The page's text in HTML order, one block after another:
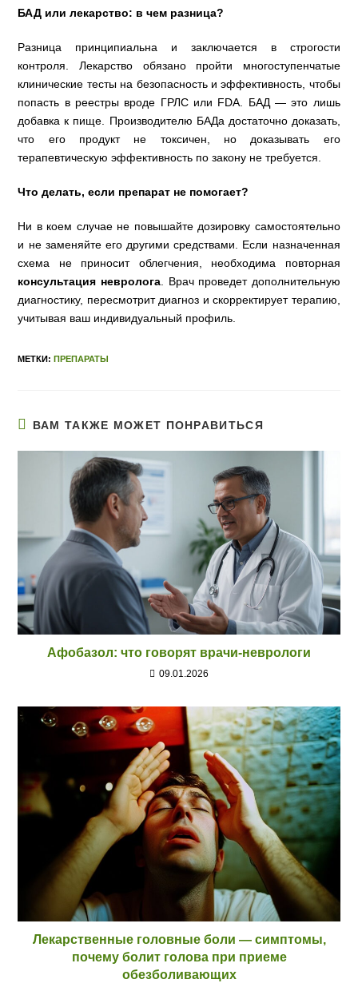
БАД или лекарство: в чем разница?
Разница принципиальна и заключается в строгости
контроля. Лекарство обязано пройти многоступенчатые
клинические тесты на безопасность и эффективность, чтобы
попасть в реестры вроде ГРЛС или FDA. БАД — это лишь
добавка к пище. Производителю БАДа достаточно доказать,
что его продукт не токсичен, но доказывать его
терапевтическую эффективность по закону не требуется.
Что делать, если препарат не помогает?
Ни в коем случае не повышайте дозировку самостоятельно
и не заменяйте его другими средствами. Если назначенная
схема не приносит облегчения, необходима повторная
консультация невролога. Врач проведет дополнительную
диагностику, пересмотрит диагноз и скорректирует терапию,
учитывая ваш индивидуальный профиль.
МЕТКИ:ПРЕПАРАТЫ
ВАМ ТАКЖЕ МОЖЕТ ПОНРАВИТЬСЯ
Афобазол: что говорят врачи‑неврологи
09.01.2026
Лекарственные головные боли — симптомы,
почему болит голова при приеме
обезболивающих